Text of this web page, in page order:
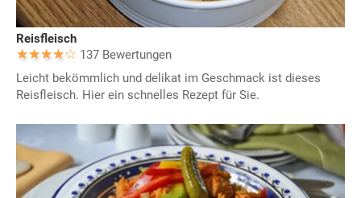
Reisfleisch
137 Bewertungen
Leicht bekömmlich und delikat im Geschmack ist dieses
Reisfleisch. Hier ein schnelles Rezept für Sie.